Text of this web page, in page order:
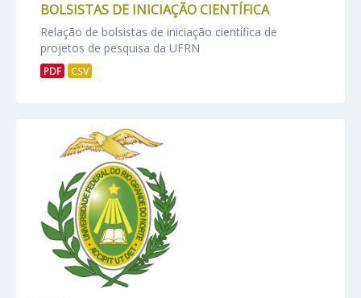
BOLSISTAS DE INICIAÇÃO CIENTÍFICA
Relação de bolsistas de iniciação científica de
projetos de pesquisa da UFRN
PDF CSV